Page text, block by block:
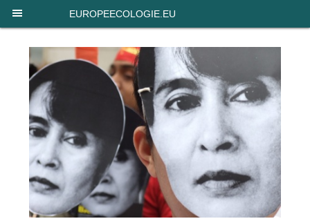
EUROPEECOLOGIE.EU